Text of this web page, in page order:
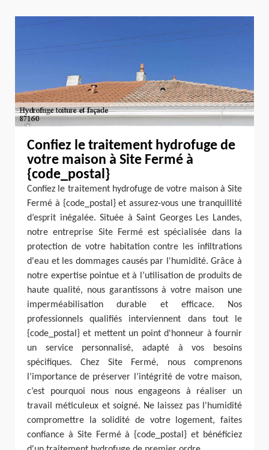
Confiez le traitement hydrofuge de
votre maison à Site Fermé à
{code_postal}
Confiez le traitement hydrofuge de votre maison à Site
Fermé à {code_postal} et assurez-vous une tranquillité
d’esprit inégalée. Située à Saint Georges Les Landes,
notre entreprise Site Fermé est spécialisée dans la
protection de votre habitation contre les infiltrations
d'eau et les dommages causés par l'humidité. Grâce à
notre expertise pointue et à l’utilisation de produits de
haute qualité, nous garantissons à votre maison une
imperméabilisation durable et efficace. Nos
professionnels qualifiés interviennent dans tout le
{code_postal} et mettent un point d'honneur à fournir
un service personnalisé, adapté à vos besoins
spécifiques. Chez Site Fermé, nous comprenons
l’importance de préserver l’intégrité de votre maison,
c’est pourquoi nous nous engageons à réaliser un
travail méticuleux et soigné. Ne laissez pas l'humidité
compromettre la solidité de votre logement, faites
confiance à Site Fermé à {code_postal} et bénéficiez